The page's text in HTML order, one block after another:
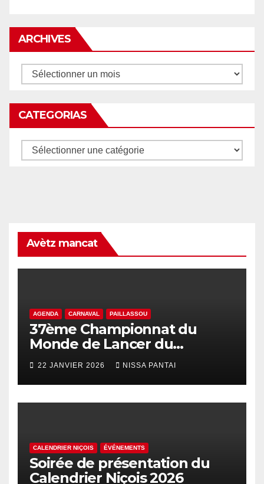
ARCHIVES
Archives
CATEGORIAS
Categorias
Avètz mancat
AGENDA CARNAVAL PAILLASSOU
37ème Championnat du
Monde de Lancer du
Palhasso
22 JANVIER 2026 NISSA PANTAI
CALENDRIER NIÇOIS ÉVÉNEMENTS
Soirée de présentation du
Calendrier Niçois 2026